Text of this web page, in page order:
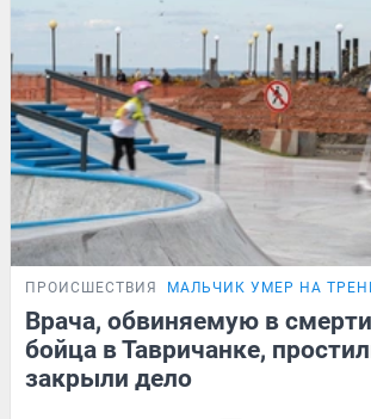
ПРОИСШЕСТВИЯ МАЛЬЧИК УМЕР НА
Врача, обвиняемую в
бойца в Тавричанке,
закрыли дело